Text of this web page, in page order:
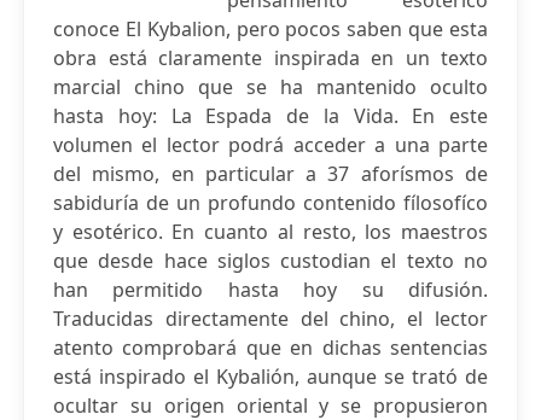
conoce El Kybalion, pero pocos saben que esta
obra está claramente inspirada en un texto
marcial chino que se ha mantenido oculto
hasta hoy: La Espada de la Vida. En este
volumen el lector podrá acceder a una parte
del mismo, en particular a 37 aforísmos de
sabiduría de un profundo contenido fílosofíco
y esotérico. En cuanto al resto, los maestros
que desde hace siglos custodian el texto no
han permitido hasta hoy su difusión.
Traducidas directamente del chino, el lector
atento comprobará que en dichas sentencias
está inspirado el Kybalión, aunque se trató de
ocultar su origen oriental y se propusieron